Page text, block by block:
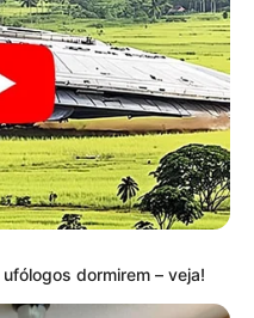
.
no e-SUS.
O Globo.
Acesse aqui.
de você para continuar
dormirem – veja!